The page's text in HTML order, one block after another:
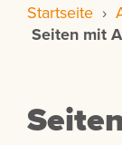
Startseite ›
Seiten mit